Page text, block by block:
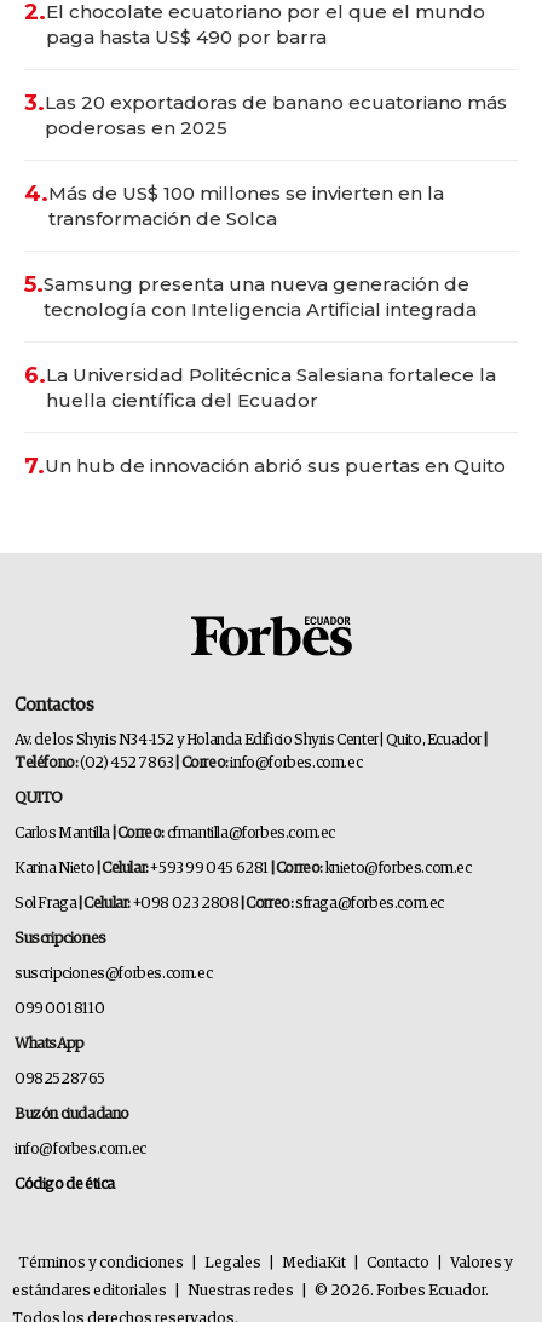
2.El chocolate ecuatoriano por el que el mundo
paga hasta US$ 490 por barra
3.Las 20 exportadoras de banano ecuatoriano más
poderosas en 2025
4.Más de US$ 100 millones se invierten en la
transformación de Solca
5.Samsung presenta una nueva generación de
tecnología con Inteligencia Artificial integrada
6.La Universidad Politécnica Salesiana fortalece la
huella científica del Ecuador
7.Un hub de innovación abrió sus puertas en Quito
Contactos
Av. de los Shyris N34-152 y Holanda Edificio Shyris Center | Quito, Ecuador
Teléfono:(02) 452 7863 | Correo:info@forbes.com.ec
QUITO
Carlos Mantilla | Correo:cfmantilla@forbes.com.ec
Karina Nieto | Celular:+593 99 045 6281 | Correo:knieto@forbes.com.ec
Sol Fraga| Celular:+098 023 2808 | Correo:sfraga@forbes.com.ec
Suscripciones
suscripciones@forbes.com.ec
099 001 8110
WhatsApp
0982528765
Buzón ciudadano
info@forbes.com.ec
Código de ética
Términos y condiciones Legales MediaKit Contacto
Valores y
estándares editoriales
Nuestras redes
© 2026. Forbes Ecuador.